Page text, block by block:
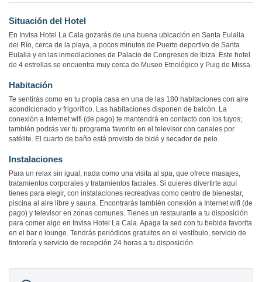
Situación del Hotel
En Invisa Hotel La Cala gozarás de una buena ubicación en Santa Eulalia
del Río, cerca de la playa, a pocos minutos de Puerto deportivo de Santa
Eulalia y en las inmediaciones de Palacio de Congresos de Ibiza. Este hotel
de 4 estrellas se encuentra muy cerca de Museo Etnológico y Puig de Missa.
Habitación
Te sentirás como en tu propia casa en una de las 180 habitaciones con aire
acondicionado y frigorífico. Las habitaciones disponen de balcón. La
conexión a Internet wifi (de pago) te mantendrá en contacto con los tuyos;
también podrás ver tu programa favorito en el televisor con canales por
satélite. El cuarto de baño está provisto de bidé y secador de pelo.
Instalaciones
Para un relax sin igual, nada como una visita al spa, que ofrece masajes,
tratamientos corporales y tratamientos faciales. Si quieres divertirte aquí
tienes para elegir, con instalaciones recreativas como centro de bienestar,
piscina al aire libre y sauna. Encontrarás también conexión a Internet wifi (de
pago) y televisor en zonas comunes. Tienes un restaurante a tu disposición
para comer algo en Invisa Hotel La Cala. Apaga la sed con tu bebida favorita
en el bar o lounge. Tendrás periódicos gratuitos en el vestíbulo, servicio de
tintorería y servicio de recepción 24 horas a tu disposición.